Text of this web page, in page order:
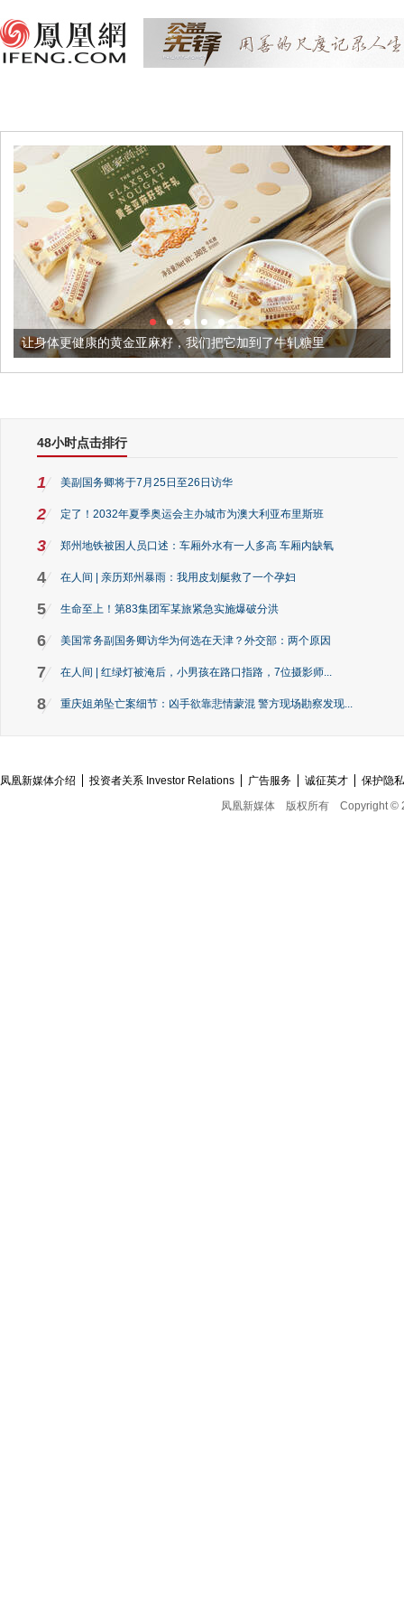
黄金亚麻籽，我们把它加到了牛轧糖里 被列入佛家七宝的
48小时点击排行
1 美副国务卿将于7月25日至26日访华
2 定了！2032年夏季奥运会主办城市为澳大利亚布里斯班
3 郑州地铁被困人员口述：车厢外水有一人多高 车厢内缺氧
4 在人间 | 亲历郑州暴雨：我用皮划艇救了一个孕妇
5 生命至上！第83集团军某旅紧急实施爆破分洪
6 美国常务副国务卿访华为何选在天津？外交部：两个原因
7 在人间 | 红绿灯被淹后，小男孩在路口指路，7位摄影师...
8 重庆姐弟坠亡案细节：凶手欲靠悲情蒙混 警方现场勘察发现...
凤凰新媒体介绍 投资者关系 Investor Relations 广告服务 诚征英才
保护隐
凤凰新媒体
版权所有 Copyright ©